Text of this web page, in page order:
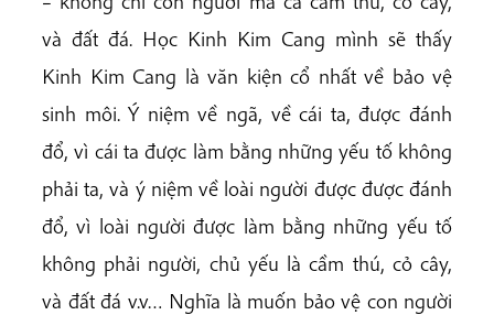
và đất đá. Học Kinh Kim Cang mình sẽ thấy
Kinh Kim Cang là văn kiện cổ nhất về bảo vệ
sinh môi. Ý niệm về ngã, về cái ta, được đánh
đổ, vì cái ta được làm bằng những yếu tố không
phải ta, và ý niệm về loài người được được đánh
đổ, vì loài người được làm bằng những yếu tố
không phải người, chủ yếu là cầm thú, cỏ cây,
và đất đá v.v… Nghĩa là muốn bảo vệ con người